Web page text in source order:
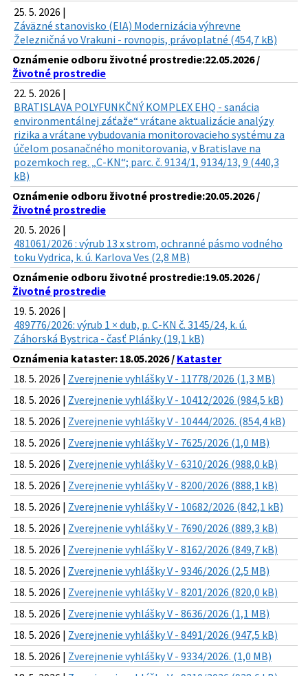
25. 5. 2026 |
Záväzné stanovisko (EIA) Modernizácia výhrevne
Železničná vo Vrakuni - rovnopis, právoplatné (454,7 kB)
Oznámenie odboru životné prostredie:22.05.2026 /
Životné prostredie
22. 5. 2026 |
BRATISLAVA POLYFUNKČNÝ KOMPLEX EHQ - sanácia
environmentálnej záťaže“ vrátane aktualizácie analýzy
rizika a vrátane vybudovania monitorovacieho systému za
účelom posanačného monitorovania, v Bratislave na
pozemkoch reg. „C-KN“; parc. č. 9134/1, 9134/13, 9 (440,3
kB)
Oznámenie odboru životné prostredie:20.05.2026 /
Životné prostredie
20. 5. 2026 |
481061/2026 : výrub 13 x strom, ochranné pásmo vodného
toku Vydrica, k. ú. Karlova Ves (2,8 MB)
Oznámenie odboru životné prostredie:19.05.2026 /
Životné prostredie
19. 5. 2026 |
489776/2026: výrub 1 × dub, p. C-KN č. 3145/24, k. ú.
Záhorská Bystrica - časť Plánky (19,1 kB)
Oznámenia kataster: 18.05.2026 / Kataster
18. 5. 2026 | Zverejnenie vyhlášky V - 11778/2026 (1,3 MB)
18. 5. 2026 | Zverejnenie vyhlášky V - 10412/2026 (984,5 kB)
18. 5. 2026 | Zverejnenie vyhlášky V - 10444/2026. (854,4 kB)
18. 5. 2026 | Zverejnenie vyhlášky V - 7625/2026 (1,0 MB)
18. 5. 2026 | Zverejnenie vyhlášky V - 6310/2026 (988,0 kB)
18. 5. 2026 | Zverejnenie vyhlášky V - 8200/2026 (888,1 kB)
18. 5. 2026 | Zverejnenie vyhlášky V - 10682/2026 (842,1 kB)
18. 5. 2026 | Zverejnenie vyhlášky V - 7690/2026 (889,3 kB)
18. 5. 2026 | Zverejnenie vyhlášky V - 8162/2026 (849,7 kB)
18. 5. 2026 | Zverejnenie vyhlášky V - 9346/2026 (2,5 MB)
18. 5. 2026 | Zverejnenie vyhlášky V - 8201/2026 (820,0 kB)
18. 5. 2026 | Zverejnenie vyhlášky V - 8636/2026 (1,1 MB)
18. 5. 2026 | Zverejnenie vyhlášky V - 8491/2026 (947,5 kB)
18. 5. 2026 | Zverejnenie vyhlášky V - 9334/2026. (1,0 MB)